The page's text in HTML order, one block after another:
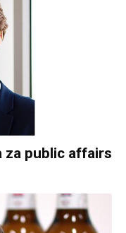
za public affairs